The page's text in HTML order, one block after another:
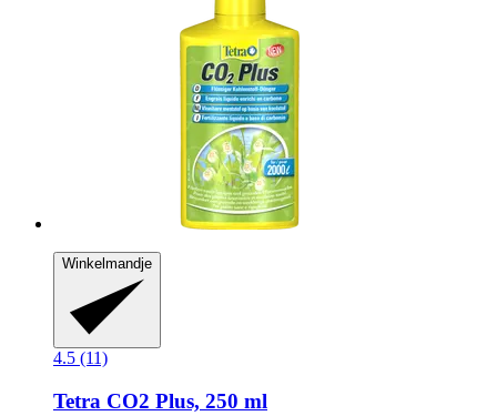
Winkelmandje
4.5 (11)
Tetra CO2 Plus, 250 ml